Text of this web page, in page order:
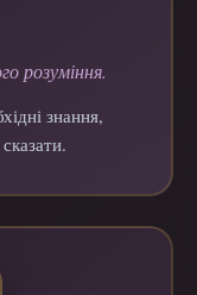
розуміння.
знання,